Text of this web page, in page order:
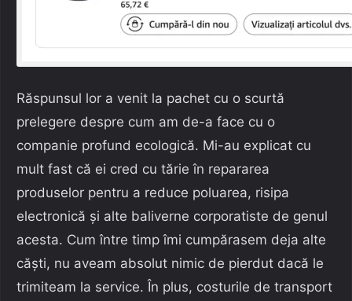
Răspunsul lor a venit la pachet cu o scurtă
prelegere despre cum am de-a face cu o
companie profund ecologică. Mi-au explicat cu
mult fast că ei cred cu tărie în repararea
produselor pentru a reduce poluarea, risipa
electronică și alte baliverne corporatiste de genul
acesta. Cum între timp îmi cumpărasem deja alte
căști, nu aveam absolut nimic de pierdut dacă le
trimiteam la service. În plus, costurile de transport